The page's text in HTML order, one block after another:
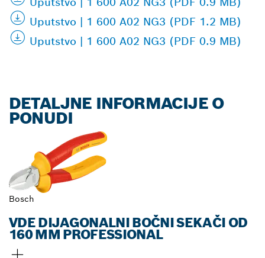
Uputstvo | 1 600 A02 NG3 (PDF 1.2 MB)
Uputstvo | 1 600 A02 NG3 (PDF 0.9 MB)
DETALJNE INFORMACIJE O
PONUDI
Bosch
VDE DIJAGONALNI BOČNI SEKAČI OD
160 MM PROFESSIONAL